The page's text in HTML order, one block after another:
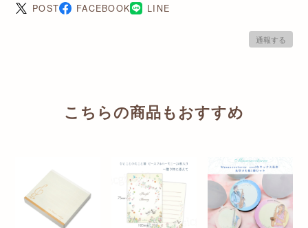
POST FACEBOOK LINE
通報する
こちらの商品もおすすめ